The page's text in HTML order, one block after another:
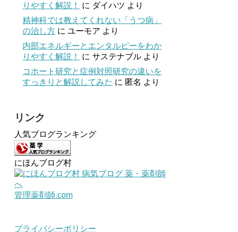
りやすく解説！
に ダイハツ より
精神科では教えてくれない「うつ病」
の治し方 に ユーモア より
内部エネルギーとエンタルピーをわか
りやすく解説！
に サステナブル より
コホート研究と症例対照研究の違いを
すっきりと解説してみた に 匿名 より
リンク
人気ブログランキング
にほんブログ村
管理薬剤師.com
プライバシーポリシー